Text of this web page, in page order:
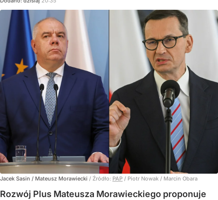
Jacek Sasin / Mateusz Morawiecki / Źródło: PAP / Piotr Nowak / Marcin Obara
Rozwój Plus Mateusza Morawieckiego proponuje